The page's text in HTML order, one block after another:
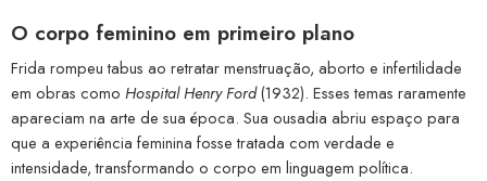
O corpo feminino em primeiro plano
Frida rompeu tabus ao retratar menstruação, aborto e infertilidade
em obras como Hospital Henry Ford(1932). Esses temas raramente
apareciam na arte de sua época. Sua ousadia abriu espaço para
que a experiência feminina fosse tratada com verdade e
intensidade, transformando o corpo em linguagem política.